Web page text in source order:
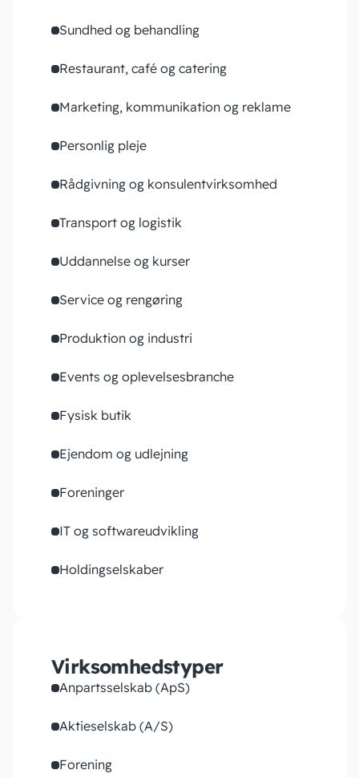
Sundhed og behandling
Restaurant, café og catering
Marketing, kommunikation og reklame
Personlig pleje
Rådgivning og konsulentvirksomhed
Transport og logistik
Uddannelse og kurser
Service og rengøring
Produktion og industri
Events og oplevelsesbranche
Fysisk butik
Ejendom og udlejning
Foreninger
IT og softwareudvikling
Holdingselskaber
Virksomhedstyper
Anpartsselskab (ApS)
Aktieselskab (A/S)
Forening